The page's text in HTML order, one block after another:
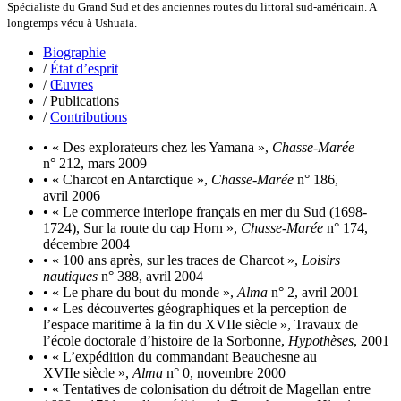
Klein Julie
Klotz Lætitia
Kotry Jérôme
La Brosse Gaële de
Labouche Didier
Lacarrière Jacques
Lacrampe Corine
Laheurte Marielle
Lamotte Aymeric de
Lanni Dominique
Lanouguère-Bruneau Virginie
Lantz François
Lautier-Gaud Jean
Le Maître Anne
Leblanc Léopoldine
Leblay Julien
Lebrun Alain
Lefèvre David
Lelièvre Olivier
Lemire Olivier
Lemonnier Philippe
Lobo Éric
Lodoidamba Chadraabalyn
Spécialiste du Grand Sud et des anciennes routes du littoral sud-américain. A
longtemps vécu à Ushuaia.
Biographie
/État d’esprit
/Œuvres
/ Publications
/Contributions
• « Des explorateurs chez les Yamana », Chasse-Marée
n° 212, mars 2009
• « Charcot en Antarctique », Chasse-Marée n° 186,
avril 2006
• « Le commerce interlope français en mer du Sud (1698-
1724), Sur la route du cap Horn », Chasse-Marée n° 174,
décembre 2004
• « 100 ans après, sur les traces de Charcot », Loisirs
nautiques n° 388, avril 2004
• « Le phare du bout du monde », Alma n° 2, avril 2001
• « Les découvertes géographiques et la perception de
l’espace maritime à la fin du XVIIe siècle », Travaux de
l’école doctorale d’histoire de la Sorbonne, Hypothèses, 2001
• « L’expédition du commandant Beauchesne au
XVIIe siècle », Alma n° 0, novembre 2000
• « Tentatives de colonisation du détroit de Magellan entre